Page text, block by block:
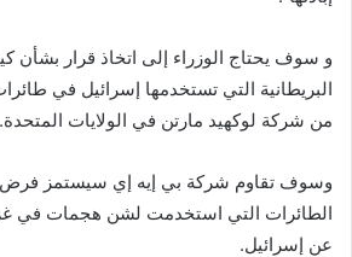
و سوف يحتاج الوزراء إلى اتخاذ قرار بشأن
من شركة لوكهيد مارتن في الولايات المتحدة.
وسوف تقاوم شركة بي إيه إي سيستمز
الطائرات التي استخدمت لشن هجمات في
عن إسرائيل.